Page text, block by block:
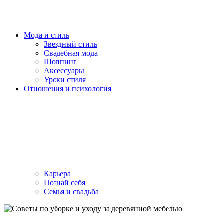
Мода и стиль
Звездный стиль
Свадебная мода
Шоппинг
Аксессуары
Уроки стиля
Отношения и психология
Карьера
Познай себя
Семья и свадьба